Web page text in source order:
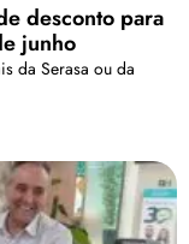
desconto para
junho
da Serasa ou da